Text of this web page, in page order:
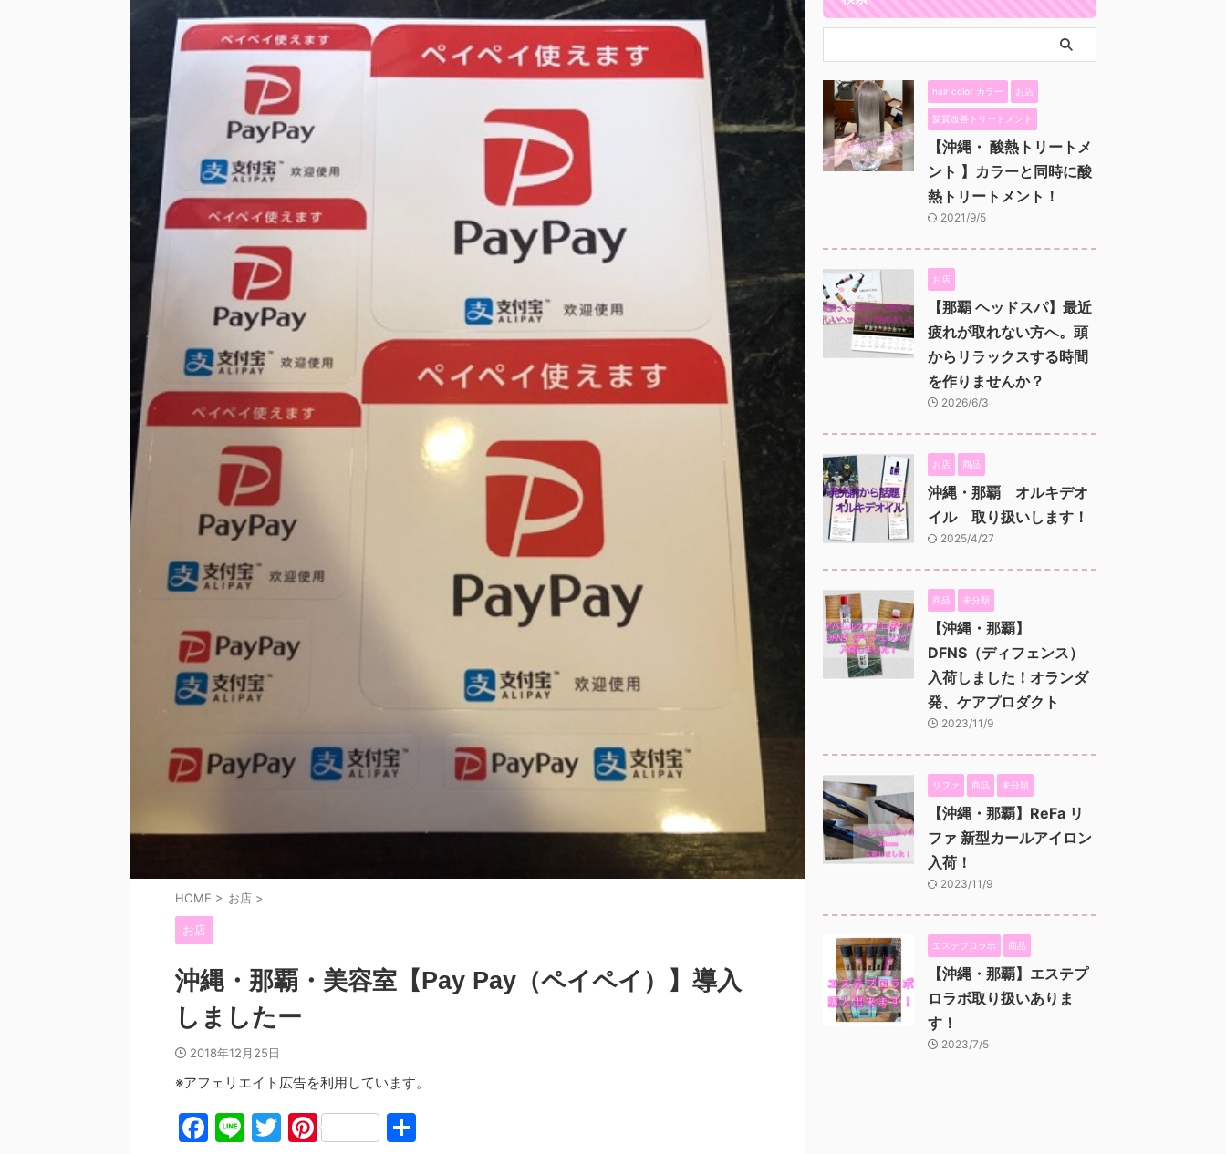
HOME > お店 >
お店
沖縄・那覇・美容室【Pay Pay（ペイペイ）】導入
しましたー
2018年12月25日
※アフェリエイト広告を利用しています。
F
Li T Pi
hair color カラー お店
髪質改善トリートメント
【沖縄・ 酸熱トリートメ
ント 】カラーと同時に酸
熱トリートメント！
2021/9/5
お店
【那覇 ヘッドスパ】最近
疲れが取れない方へ。頭
からリラックスする時間
を作りませんか？
2026/6/3
お店 商品
沖縄・那覇 オルキデオ
イル 取り扱いします！
2025/4/27
商品 未分類
【沖縄・那覇】
DFNS（ディフェンス）
入荷しました！オランダ
発、ケアプロダクト
2023/11/9
リファ 商品 未分類
【沖縄・那覇】ReFa リ
ファ 新型カールアイロン
入荷！
2023/11/9
エステプロラボ 商品
【沖縄・那覇】エステプ
ロラボ取り扱いありま
す！
2023/7/5